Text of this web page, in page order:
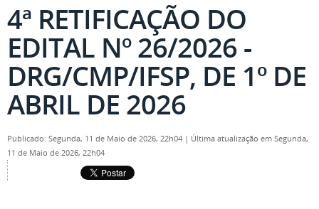
4ª RETIFICAÇÃO DO
EDITAL Nº 26/2026 -
DRG/CMP/IFSP, DE 1º DE
ABRIL DE 2026
Publicado: Segunda, 11 de Maio de 2026, 22h04 | Última atualização em Segunda,
11 de Maio de 2026, 22h04